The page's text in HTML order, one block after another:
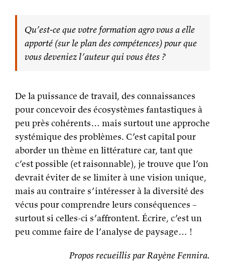
Qu’est-ce que votre formation agro vous a elle
apporté (sur le plan des compétences) pour que
vous deveniez l’auteur qui vous êtes ?
De la puissance de travail, des connaissances
pour concevoir des écosystèmes fantastiques à
peu près cohérents… mais surtout une approche
systémique des problèmes. C’est capital pour
aborder un thème en littérature car, tant que
c’est possible (et raisonnable), je trouve que l’on
devrait éviter de se limiter à une vision unique,
mais au contraire s’intéresser à la diversité des
vécus pour comprendre leurs conséquences –
surtout si celles-ci s’affrontent. Écrire, c’est un
peu comme faire de l’analyse de paysage… !
Propos recueillis par Rayène Fennira.